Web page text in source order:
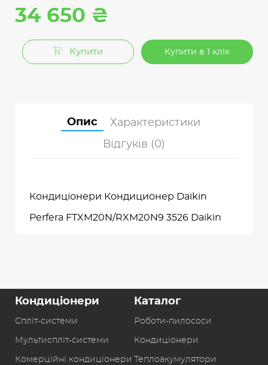
34 650 ₴
Купити Купити в 1 клік
Опис
Характеристики
Відгуків (0)
Кондиціонери Кондиционер Daikin
Perfera FTXM20N/RXM20N9 3526 Daikin
Кондиціонери
Спліт-системи
Мультиспліт-системи
Комерційні кондиціонери
Каталог
Роботи-пилоcоси
Кондиціонери
Теплоакумулятори